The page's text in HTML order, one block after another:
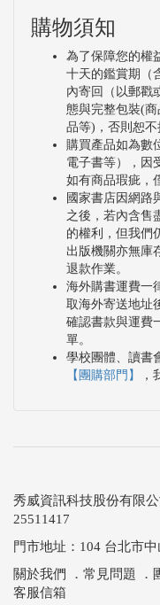
購物須知
為了保障您的權
十天的鑑賞期（
內寄回（以郵戳
態與完整包裝(
品等)，否則恕不
購買產品如為數
電子書等），因
如有商品瑕疵，
國家書店因網路
之後，若內含售
的權利，但我們
出版機關亦無庫
退款作業。
海外購書運費一
取海外寄送地址
確認書款與運費
單。
學校團體、讀書
【團購部門】
，
秀威資訊科技股份有限
25511417
門市地址：104 台北市
關於我們
． 常見問題 ．
客服信箱